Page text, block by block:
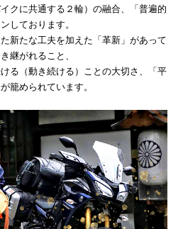
クに共通する２輪）の融合、「普遍的
しております。
新たな工夫を加えた「革新」があって
継がれること、
る（動き続ける）ことの大切さ、「平
籠められています。